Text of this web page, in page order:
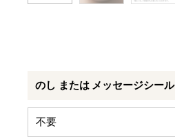
のし または メッセージシール